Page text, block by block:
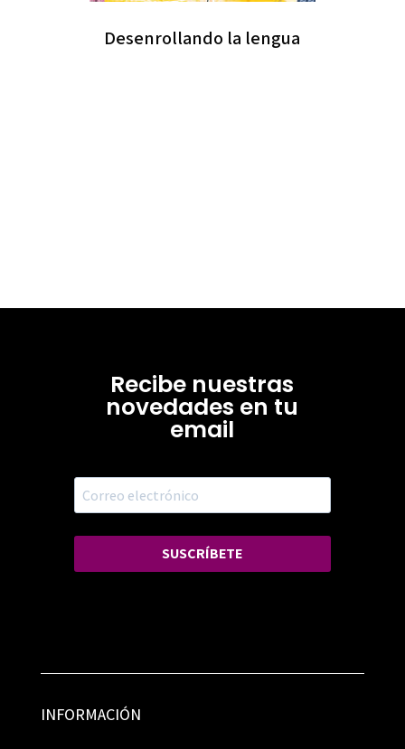
Desenrollando la lengua
Recibe nuestras
novedades en tu
email
SUSCRÍBETE
INFORMACIÓN